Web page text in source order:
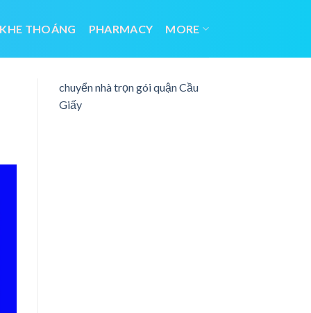
THOÁNG PHARMACY MORE
chuyển nhà trọn gói quận Cầu
Giấy